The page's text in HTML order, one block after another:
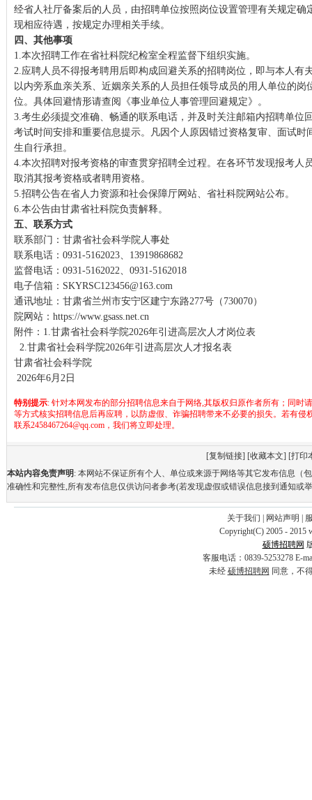
经省人社厅备案后的人员，由招聘单位按照岗位设置管理有关规定确
现相应待遇，按规定办理相关手续。
四、其他事项
1.本次招聘工作在省社科院纪检室全程监督下组织实施。
2.应聘人员不得报考聘用后即构成回避关系的招聘岗位，即与本人有
以内旁系血亲关系、近姻亲关系的人员担任领导成员的用人单位的岗
位。具体回避情形请查阅《事业单位人事管理回避规定》。
3.考生必须提交准确、畅通的联系电话，并及时关注邮箱内招聘单位
考试时间安排和重要信息提示。凡因个人原因错过资格复审、面试时
生自行承担。
4.本次招聘对报考资格的审查贯穿招聘全过程。在各环节发现报考人
取消其报考资格或者聘用资格。
5.招聘公告在省人力资源和社会保障厅网站、省社科院网站公布。
6.本公告由甘肃省社科院负责解释。
五、联系方式
联系部门：甘肃省社会科学院人事处
联系电话：0931-5162023、13919868682
监督电话：0931-5162022、0931-5162018
电子信箱：SKYRSC123456@163.com
通讯地址：甘肃省兰州市安宁区建宁东路277号（730070）
院网站： https://www.gsass.net.cn
附件：1.甘肃省社会科学院2026年引进高层次人才岗位表
2.甘肃省社会科学院2026年引进高层次人才报名表
甘肃省社会科学院
2026年6月2日
特别提示: 针对本网发布的部分招聘信息来自于网络,其版权归原作者所有；同时
等方式核实招聘信息后再应聘，以防虚假、诈骗招聘带来不必要的损失。若有侵
联系2458467264@qq.com，我们将立即处理。
[复制链接] [收藏本文] [打印
本站内容免责声明 : 本网站不保证所有个人、单位或来源于网络等其它发布信息（
准确性和完整性,所有发布信息仅供访问者参考(若发现虚假或错误信息接到通知或
关于我们 网站声明
Copyright(C) 2005 - 2015
硕博招聘网
客服电话：0839-5253278 E-
未经 硕博招聘网 同意，不